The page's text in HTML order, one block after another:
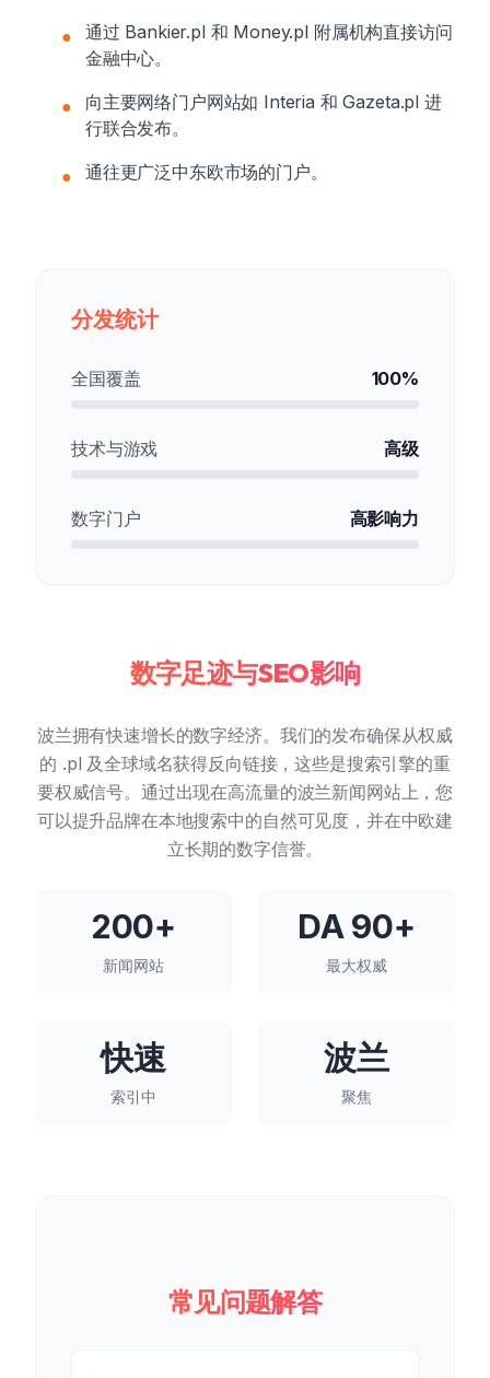
●
通过 Bankier.pl 和 Money.pl 附属机构直接访问
金融中心。
●
向主要网络门户网站如 Interia 和 Gazeta.pl 进
行联合发布。
● 通往更广泛中东欧市场的门户。
分发统计
全国覆盖 100%
技术与游戏 高级
数字门户 高影响力
数字足迹与SEO影响
波兰拥有快速增长的数字经济。我们的发布确保从权威
的 .pl 及全球域名获得反向链接，这些是搜索引擎的重
要权威信号。通过出现在高流量的波兰新闻网站上，您
可以提升品牌在本地搜索中的自然可见度，并在中欧建
立长期的数字信誉。
200+
新闻网站
DA 90+
最大权威
快速
索引中
波兰
聚焦
常见问题解答